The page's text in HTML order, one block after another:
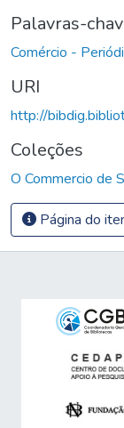
Palavras-
Comércio -
URI
http://
Coleções
O Commercio de
Página do